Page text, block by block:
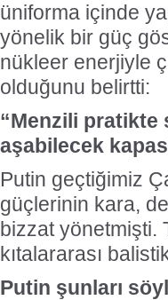
üniforma içinde
yönelik bir güç
nükleer enerjiyle
olduğunu belirtti:
“Menzili pratikte
aşabilecek
Putin geçtiğimiz
güçlerinin kara,
bizzat yönetmişti.
kıtalararası
Putin şunları